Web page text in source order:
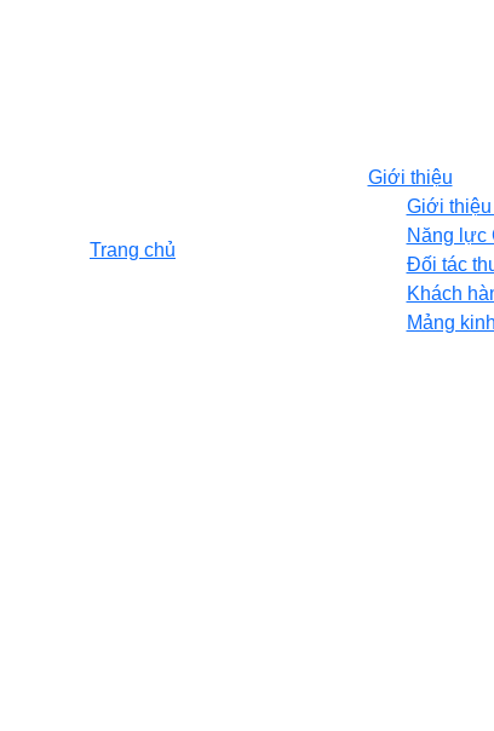
Trang chủ
Giới thiệu
Giới
Năng lực
Đối tác
Khách
Mảng